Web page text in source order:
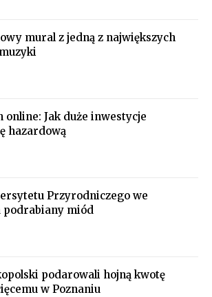
mural z jedną z największych
online: Jak duże inwestycje
hazardową
Przyrodniczego we
podrabiany miód
podarowali hojną kwotę
w Poznaniu